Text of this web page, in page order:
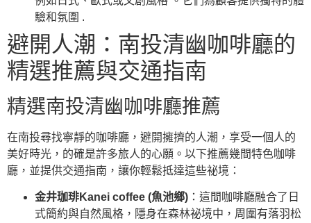
驗和氛圍 .
避開人潮：南投清幽咖啡廳的
精選推薦與交通指南
精選南投清幽咖啡廳推薦
在南投尋找寧靜的咖啡廳，避開擁擠的人潮，享受一個人的
美好時光，的確是許多旅人的心願。以下推薦幾間特色咖啡
廳，並提供交通指南，讓你輕鬆抵達這些祕境：
金井珈琲Kanei coffee (魚池鄉) ：這間咖啡廳融合了日
式簡約與自然風格，隱身在森林祕境中，周圍有落羽松